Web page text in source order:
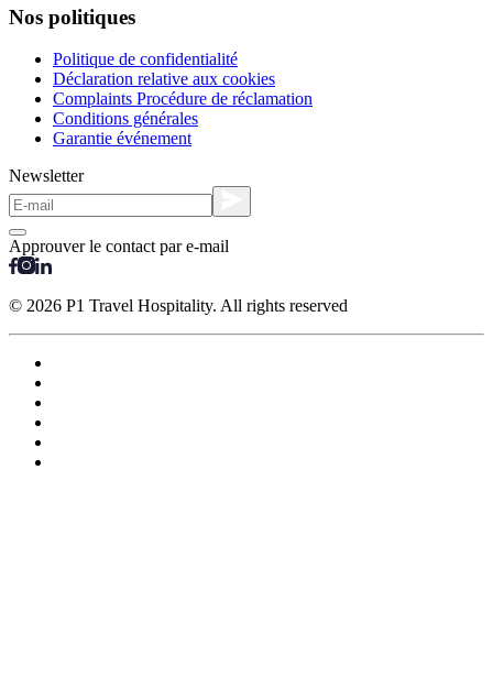
Nos politiques
Politique de confidentialité
Déclaration relative aux cookies
Complaints Procédure de réclamation
Conditions générales
Garantie événement
Newsletter
Approuver le contact par e-mail
© 2026 P1 Travel Hospitality. All rights reserved